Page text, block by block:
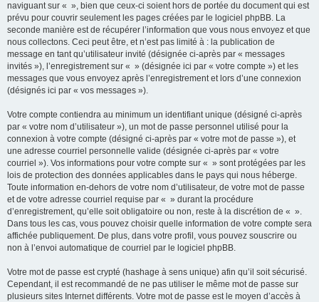
naviguant sur « », bien que ceux-ci soient hors de portée du document qui est
prévu pour couvrir seulement les pages créées par le logiciel phpBB. La
seconde manière est de récupérer l’information que vous nous envoyez et que
nous collectons. Ceci peut être, et n’est pas limité à : la publication de
message en tant qu’utilisateur invité (désignée ci-après par « messages
invités »), l’enregistrement sur « » (désignée ici par « votre compte ») et les
messages que vous envoyez après l’enregistrement et lors d’une connexion
(désignés ici par « vos messages »).
Votre compte contiendra au minimum un identifiant unique (désigné ci-après
par « votre nom d’utilisateur »), un mot de passe personnel utilisé pour la
connexion à votre compte (désigné ci-après par « votre mot de passe »), et
une adresse courriel personnelle valide (désignée ci-après par « votre
courriel »). Vos informations pour votre compte sur « » sont protégées par les
lois de protection des données applicables dans le pays qui nous héberge.
Toute information en-dehors de votre nom d’utilisateur, de votre mot de passe
et de votre adresse courriel requise par « » durant la procédure
d’enregistrement, qu’elle soit obligatoire ou non, reste à la discrétion de « ».
Dans tous les cas, vous pouvez choisir quelle information de votre compte sera
affichée publiquement. De plus, dans votre profil, vous pouvez souscrire ou
non à l’envoi automatique de courriel par le logiciel phpBB.
Votre mot de passe est crypté (hashage à sens unique) afin qu’il soit sécurisé.
Cependant, il est recommandé de ne pas utiliser le même mot de passe sur
plusieurs sites Internet différents. Votre mot de passe est le moyen d’accès à